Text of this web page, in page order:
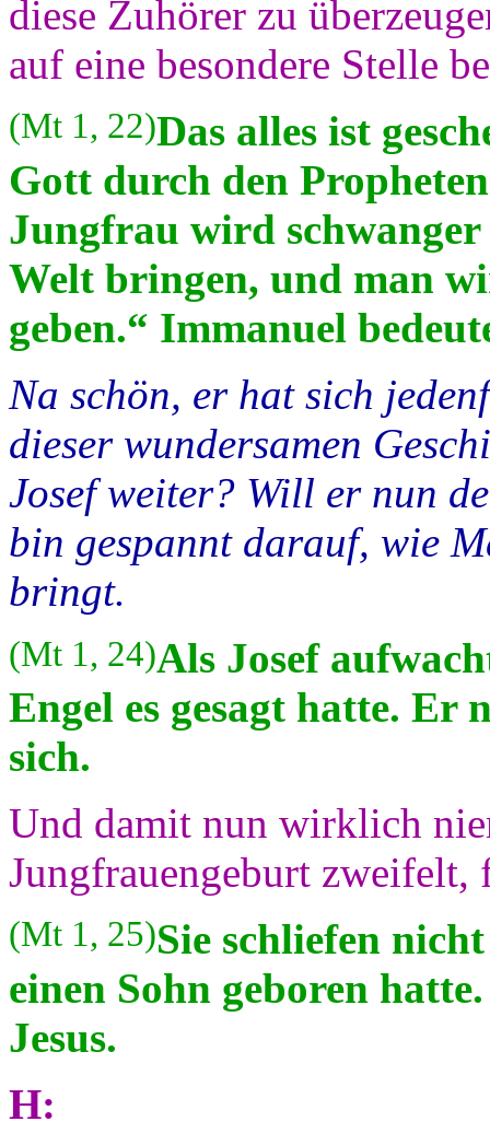
diese Zuhörer zu
auf eine besondere Stelle
(Mt 1, 22)Das alles ist
Gott durch den
Jungfrau wird
Welt bringen, und man
geben.“ Immanuel
Na schön, er hat sich
dieser wundersamen
Josef weiter? Will er nun
bin gespannt darauf, wie
bringt.
(Mt 1, 24)Als Josef
Engel es gesagt hatte. Er
sich.
Und damit nun wirklich
Jungfrauengeburt zweifelt,
(Mt 1, 25)Sie schliefen
einen Sohn geboren
Jesus.
H: